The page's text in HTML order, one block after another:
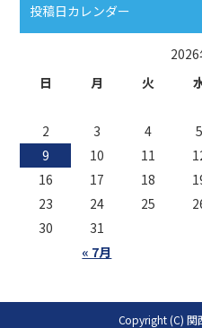
投稿日カレンダー
2026
日
月 火
« 7月
2
3 4 5
9
10 11
16
17 18
23
24 25
30
31
Copyright (C) 関